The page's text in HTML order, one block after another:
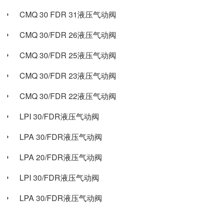
CMQ 30 FDR 31液压气动阀
CMQ 30/FDR 26液压气动阀
CMQ 30/FDR 25液压气动阀
CMQ 30/FDR 23液压气动阀
CMQ 30/FDR 22液压气动阀
LPI 30/FDR液压气动阀
LPA 30/FDR液压气动阀
LPA 20/FDR液压气动阀
LPI 30/FDR液压气动阀
LPA 30/FDR液压气动阀